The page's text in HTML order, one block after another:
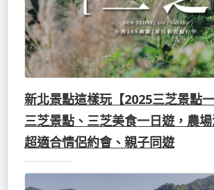
新北景點這樣玩【2025三芝景點
三芝景點、三芝美食一日遊，農場
超適合情侶約會、親子同遊